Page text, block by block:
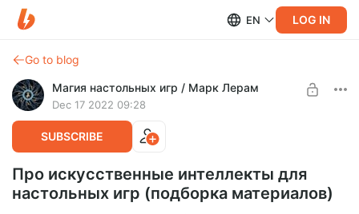
EN LOG IN
Go to blog
Магия настольных игр / Марк Лерам
Dec 17 2022 09:28
SUBSCRIBE
Про искусственные интеллекты для
настольных игр (подборка материалов)